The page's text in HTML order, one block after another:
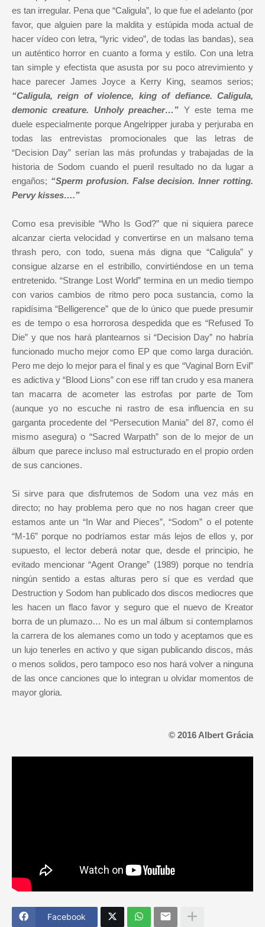
es tan irregular. Pena que “Caligula”, lo que fue el adelanto (por
favor, que alguien pare la maldita y estúpida moda actual de
hacer vídeo con letra, “lyric video”, de todas las bandas), sea
un auténtico horror en cuanto a forma y estilo. Con una letra
tan simple y efectista que asusta por su poco atrevimiento y
hace parecer James Joyce a Kerry King, seamos serios;
“Caligula, reign of violence, king of defiance. Caligula,
demonic creature. Unholy preacher…” Y este tema me
duele especialmente porque Angelripper juraba y perjuraba en
todas las entrevistas promocionales que las letras de
“Decision Day” serían las más profundas y trabajadas de la
historia de Sodom cuando el pueril resultado no da lugar a
engaños; “Sperm profusion. False decision. Inner rotting.
Pervy kisses….”
Como esa previsible “Who Is God?” que ni siquiera parece
alcanzar cierta velocidad y convertirse en un malsano tema
thrash pero, con todo, suena más digna que “Caligula” y
consigue alzarse en el estribillo, convirtiéndose en un tema
entretenido. “Strange Lost World” termina en un medio tiempo
con varios cambios de ritmo pero poca sustancia, como la
rapidísima “Belligerence” que de lo único que puede presumir
es de tempo o esa horrorosa despedida que es “Refused To
Die” y que nos hará plantearnos si “Decision Day” no habría
funcionado mucho mejor como EP que como larga duración.
Pero me dejo lo mejor para el final y es que “Vaginal Born Evil”
es adictiva y “Blood Lions” con ese riff tan crudo y esa manera
tan macarra de acometer las estrofas por parte de Tom
(aunque yo no escuche ni rastro de esa influencia en su
garganta procedente del “Persecution Mania” del 87, como él
mismo asegura) o “Sacred Warpath” son de lo mejor de un
álbum que parece incluso mal estructurado en el propio orden
de sus canciones.
Si sirve para que disfrutemos de Sodom una vez más en
directo; no hay problema pero que no nos hagan creer que
estamos ante un “In War and Pieces”, “Sodom” o el potente
“M-16” porque no podríamos estar más lejos de ellos y, por
supuesto, el lector deberá notar que, desde el principio, he
evitado mencionar “Agent Orange” (1989) porque no tendría
ningún sentido a estas alturas pero sí que es verdad que
Destruction y Sodom han publicado dos discos mediocres que
les hacen un flaco favor y seguro que el nuevo de Kreator
borra de un plumazo… No es un mal álbum si contemplamos
la carrera de los alemanes como un todo y aceptamos que es
un lujo tenerles en activo y que sigan publicando discos, más
o menos solidos, pero tampoco eso nos hará volver a ninguna
de las once canciones que lo integran u olvidar momentos de
mayor gloria.
© 2016 Albert Grácia
Facebook